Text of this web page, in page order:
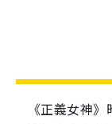
《正義女神